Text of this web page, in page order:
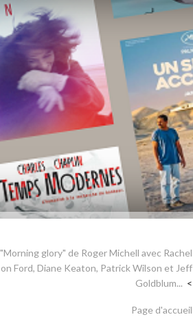
glory" de Roger Michell avec Rachel
Ford, Diane Keaton, Patrick Wilson et Jeff
Goldblum...
Page d'accueil